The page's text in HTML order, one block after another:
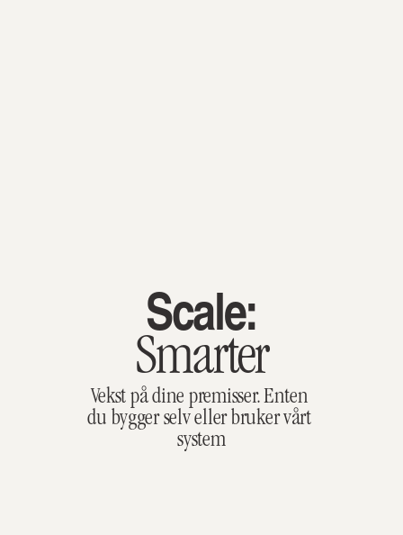
Scale:
Smarter
Vekst på dine premisser. Enten
du bygger selv eller bruker vårt
system